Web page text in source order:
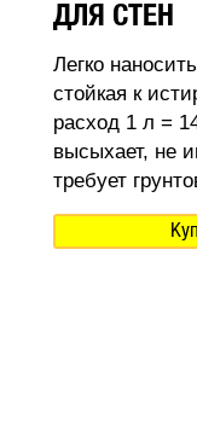
ДЛЯ СТЕН
Легко
стойкая к
расход 1 л =
высыхает, не
требует